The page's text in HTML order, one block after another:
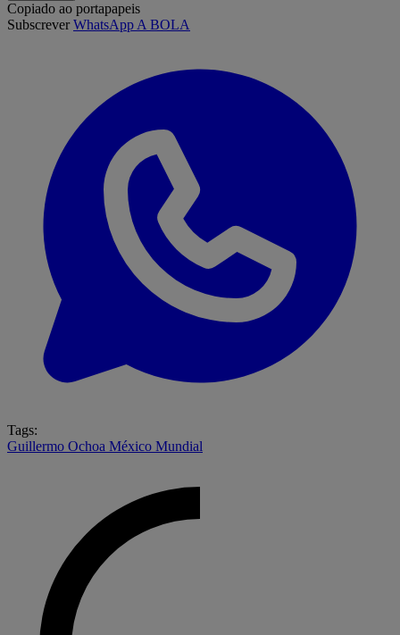
Copiado ao portapapeis
SubscreverWhatsApp A BOLA
Tags:
Guillermo Ochoa México Mundial